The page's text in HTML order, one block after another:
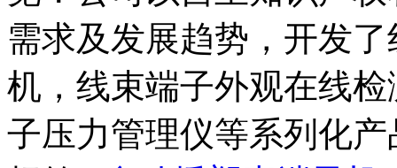
需求及发展趋势，开发
机，线束端子外观在线
子压力管理仪等系列化产